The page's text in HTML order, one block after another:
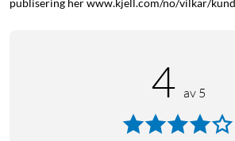
publisering her www.kjell.com/no/vilkar/
4 av 5